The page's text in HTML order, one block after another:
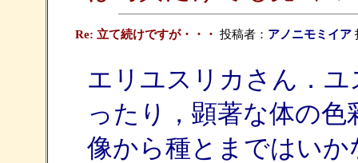
Re: 立て続けですが・・・ 投稿者： アノニモミイア
エリユスリカさん．
ったり，顕著な体の
像から種とまではい